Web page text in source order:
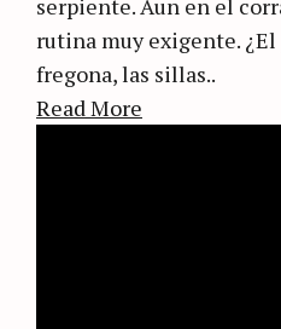
serpiente. Aun en el
rutina muy exigente.
fregona, las sillas..
Read More